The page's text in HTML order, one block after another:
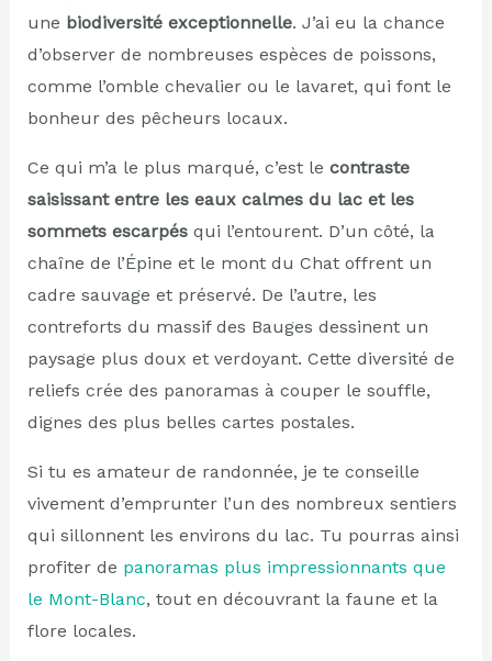
une biodiversité exceptionnelle. J’ai eu la chance
d’observer de nombreuses espèces de poissons,
comme l’omble chevalier ou le lavaret, qui font le
bonheur des pêcheurs locaux.
Ce qui m’a le plus marqué, c’est le contraste
saisissant entre les eaux calmes du lac et les
sommets escarpésqui l’entourent. D’un côté, la
chaîne de l’Épine et le mont du Chat offrent un
cadre sauvage et préservé. De l’autre, les
contreforts du massif des Bauges dessinent un
paysage plus doux et verdoyant. Cette diversité de
reliefs crée des panoramas à couper le souffle,
dignes des plus belles cartes postales.
Si tu es amateur de randonnée, je te conseille
vivement d’emprunter l’un des nombreux sentiers
qui sillonnent les environs du lac. Tu pourras ainsi
profiter de panoramas plus impressionnants que
le Mont-Blanc, tout en découvrant la faune et la
flore locales.